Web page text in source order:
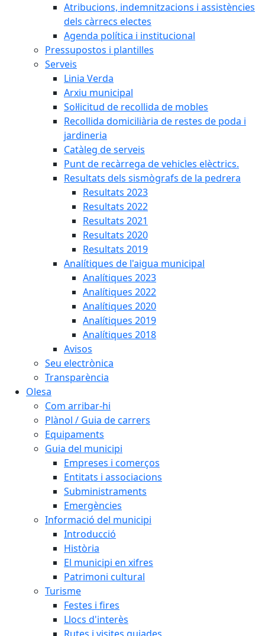
Atribucions, indemnitzacions i assistències
dels càrrecs electes
Agenda política i institucional
Pressupostos i plantilles
Serveis
Linia Verda
Arxiu municipal
Sol·licitud de recollida de mobles
Recollida domiciliària de restes de poda i
jardineria
Catàleg de serveis
Punt de recàrrega de vehicles elèctrics.
Resultats dels sismògrafs de la pedrera
Resultats 2023
Resultats 2022
Resultats 2021
Resultats 2020
Resultats 2019
Analítiques de l'aigua municipal
Analítiques 2023
Analítiques 2022
Analítiques 2020
Analítiques 2019
Analítiques 2018
Avisos
Seu electrònica
Transparència
Olesa
Com arribar-hi
Plànol / Guia de carrers
Equipaments
Guia del municipi
Empreses i comerços
Entitats i associacions
Subministraments
Emergències
Informació del municipi
Introducció
Història
El municipi en xifres
Patrimoni cultural
Turisme
Festes i fires
Llocs d'interès